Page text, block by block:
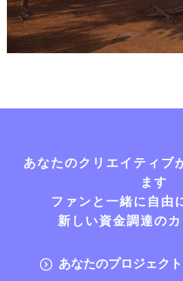
あなたのクリエイティブ
ます
ファンと一緒に自由
新しい資金調達の
あなたのプロジェク